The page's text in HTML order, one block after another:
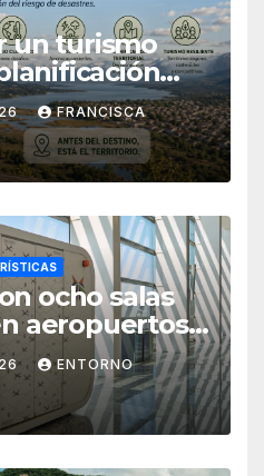
un turismo
FRANCISCA
ocho salas
aeropuertos
ENTORNO